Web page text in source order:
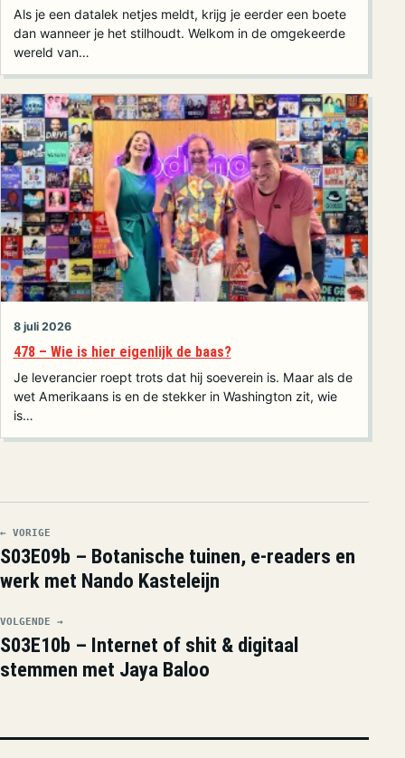
Als je een datalek netjes meldt, krijg je eerder een boete
dan wanneer je het stilhoudt. Welkom in de omgekeerde
wereld van…
8 juli 2026
478 – Wie is hier eigenlijk de baas?
Je leverancier roept trots dat hij soeverein is. Maar als de
wet Amerikaans is en de stekker in Washington zit, wie
is…
← VORIGE
S03E09b – Botanische tuinen, e-readers en
werk met Nando Kasteleijn
VOLGENDE →
S03E10b – Internet of shit & digitaal
stemmen met Jaya Baloo